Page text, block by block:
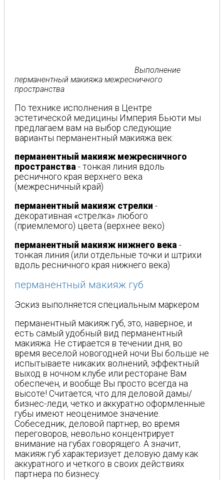
Выполнение
перманентный макияжа межресничного
пространства
По технике исполнения в Центре
эстетической медицины Империя Бьюти мы
предлагаем вам на выбор следующие
варианты перманентный макияжа век:
перманентный макияж межресничного
пространства - тонкая линия вдоль
ресничного края верхнего века
(межресничный край)
перманентный макияж стрелки -
декоративная «стрелка» любого
(приемлемого) цвета (верхнее веко)
перманентный макияж нижнего века -
тонкая линия (или отдельные точки и штрихи
вдоль ресничного края нижнего века)
перманентный макияж губ
Эскиз выполняется специальным маркером
перманентный макияж губ, это, наверное, и
есть самый удобный вид перманентный
макияжа. Не стирается в течении дня, во
время веселой новогодней ночи Вы больше не
испытываете никаких волнений, эффектный
выход в ночном клубе или ресторане Вам
обеспечен, и вообще Вы просто всегда на
высоте! Считается, что для деловой дамы/
бизнес-леди, четко и аккуратно оформленные
губы имеют неоценимое значение.
Собеседник, деловой партнер, во время
переговоров, невольно концентрирует
внимание на губах говорящего. А значит,
макияж губ характеризует деловую даму как
аккуратного и четкого в своих действиях
партнера по бизнесу.